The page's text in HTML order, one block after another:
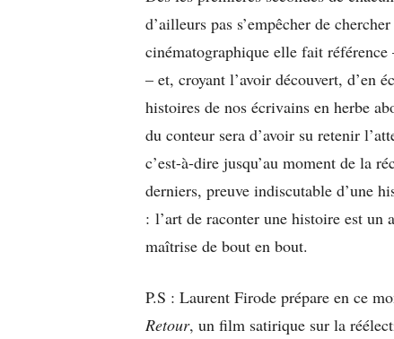
d’ailleurs pas s’empêcher de
cinématographique elle fait
– et, croyant l’avoir découvert, d’en
histoires de nos écrivains en herbe
du conteur sera d’avoir su retenir
c’est-à-dire jusqu’au moment de la
derniers, preuve indiscutable d’une
: l’art de raconter une histoire est
maîtrise de bout en bout.
P.S : Laurent Firode prépare en ce
Retour, un film satirique sur la